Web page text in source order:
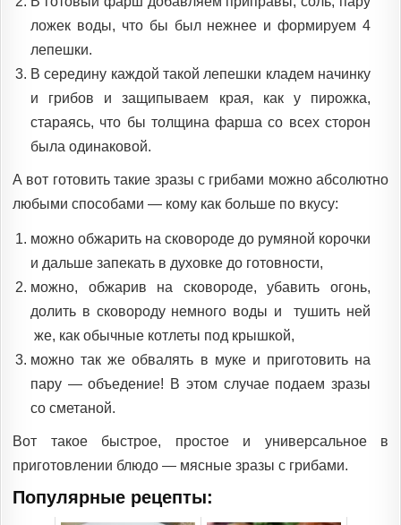
ложек воды, что бы был нежнее и формируем 4
лепешки.
В середину каждой такой лепешки кладем начинку
и грибов и защипываем края, как у пирожка,
стараясь, что бы толщина фарша со всех сторон
была одинаковой.
А вот готовить такие зразы с грибами можно абсолютно
любыми способами — кому как больше по вкусу:
можно обжарить на сковороде до румяной корочки
и дальше запекать в духовке до готовности,
можно, обжарив на сковороде, убавить огонь,
долить в сковороду немного воды и тушить ней
же, как обычные котлеты под крышкой,
можно так же обвалять в муке и приготовить на
пару — объедение! В этом случае подаем зразы
со сметаной.
Вот такое быстрое, простое и универсальное в
приготовлении блюдо — мясные зразы с грибами.
Популярные рецепты: